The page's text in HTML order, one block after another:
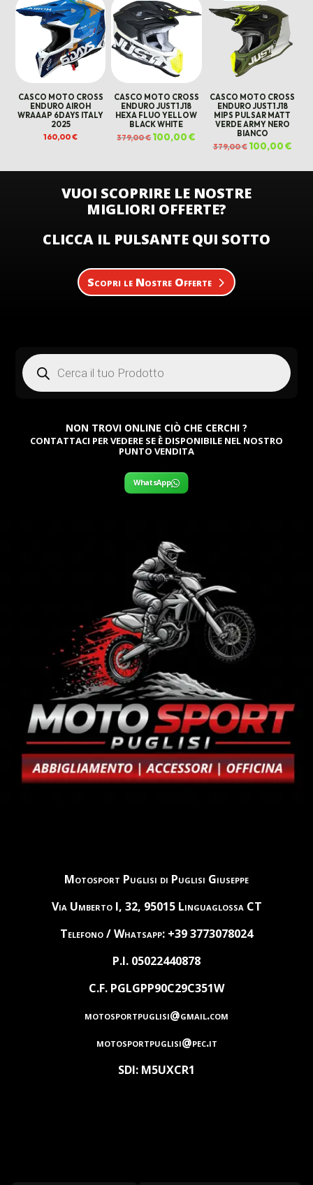
CASCO MOTO CROSS
ENDURO AIROH
WRAAAP 6DAYS ITALY
2025
160,00€
CASCO MOTO CROSS
ENDURO JUST1 J18
HEXA FLUO YELLOW
BLACK WHITE
379,00€Il
prezzo
100,00€
prezzo
attuale
CASCO MOTO CROSS
ENDURO JUST1 J18
MIPS PULSAR MATT
VERDE ARMY NERO
BIANCO
379,00€ Il
prezzo
379,00 €.
100,00€Il
VUOI SCOPRIRE LE NOSTRE
MIGLIORI OFFERTE?
CLICCA IL PULSANTE QUI SOTTO
Scopri le Nostre Offerte
Products
search
NON TROVI ONLINE CIÒ CHE CERCHI ?
CONTATTACI PER VEDERE SE È DISPONIBILE NEL NOSTRO
PUNTO VENDITA
WhatsApp
Motosport Puglisi di Puglisi Giuseppe
Via Umberto I, 32, 95015 Linguaglossa CT
Telefono / Whatsapp: +39 3773078024
P.I. 05022440878
C.F. PGLGPP90C29C351W
motosportpuglisi@gmail.com
motosportpuglisi@pec.it
SDI: M5UXCR1